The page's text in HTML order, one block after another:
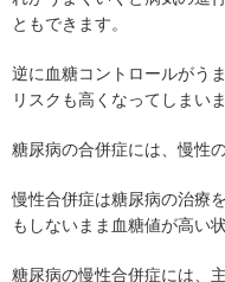
ともできます。
逆に血糖コントロールがう
リスクも高くなってしまいま
糖尿病の合併症には、慢性
慢性合併症は糖尿病の治療
もしないまま血糖値が高い
糖尿病の慢性合併症には、